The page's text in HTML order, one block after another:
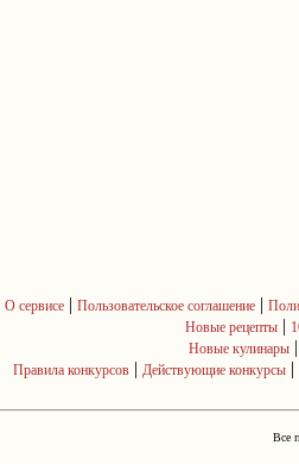
О сервисе| Пользовательское соглашение|
Новые рецепты |
Новые кулинары
Правила конкурсов | Действующие конкурсы |
Все